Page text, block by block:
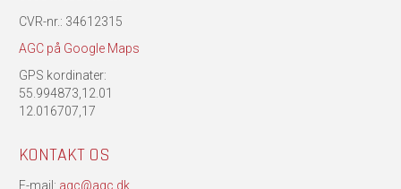
CVR-nr.: 34612315
AGC på Google Maps
GPS kordinater:
55.994873,12.01
12.016707,17
KONTAKT OS
E-mail: agc@agc.dk